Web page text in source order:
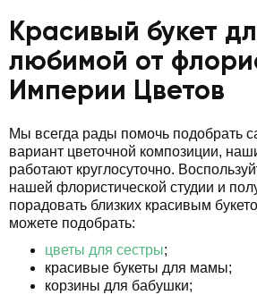
Красивый букет
любимой от
Империи Цветов
Мы всегда рады помочь подобрать
вариант цветочной композиции,
работают круглосуточно.
нашей флористической студии и
порадовать близких красивым
можете подобрать:
цветы для сестры;
красивые букеты для мамы;
корзины для бабушки;